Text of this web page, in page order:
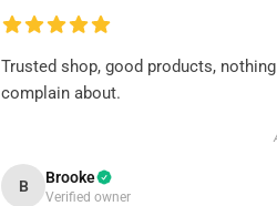
Trusted shop, good products,
complain about.
B Brooke
Verified owner